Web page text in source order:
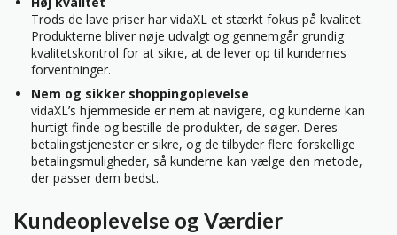
Trods de lave priser har vidaXL et stærkt fokus på kvalitet.
Produkterne bliver nøje udvalgt og gennemgår grundig
kvalitetskontrol for at sikre, at de lever op til kundernes
forventninger.
Nem og sikker shoppingoplevelse
vidaXL’s hjemmeside er nem at navigere, og kunderne kan
hurtigt finde og bestille de produkter, de søger. Deres
betalingstjenester er sikre, og de tilbyder flere forskellige
betalingsmuligheder, så kunderne kan vælge den metode,
der passer dem bedst.
Kundeoplevelse og Værdier